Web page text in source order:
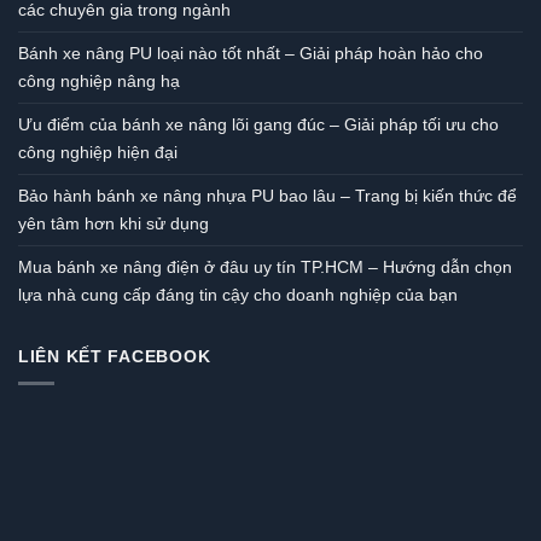
các chuyên gia trong ngành
Bánh xe nâng PU loại nào tốt nhất – Giải pháp hoàn hảo cho
công nghiệp nâng hạ
Ưu điểm của bánh xe nâng lõi gang đúc – Giải pháp tối ưu cho
công nghiệp hiện đại
Bảo hành bánh xe nâng nhựa PU bao lâu – Trang bị kiến thức để
yên tâm hơn khi sử dụng
Mua bánh xe nâng điện ở đâu uy tín TP.HCM – Hướng dẫn chọn
lựa nhà cung cấp đáng tin cậy cho doanh nghiệp của bạn
LIÊN KẾT FACEBOOK